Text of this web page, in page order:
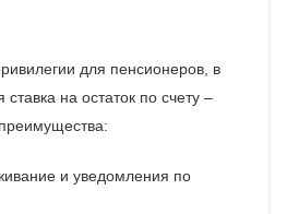
для пенсионеров, в
на остаток по счету –
и уведомления по